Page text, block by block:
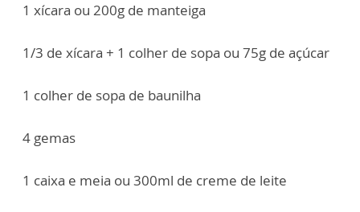
1 xícara ou 200g de manteiga
1/3 de xícara + 1 colher de sopa ou 75g de açúcar
1 colher de sopa de baunilha
4 gemas
1 caixa e meia ou 300ml de creme de leite